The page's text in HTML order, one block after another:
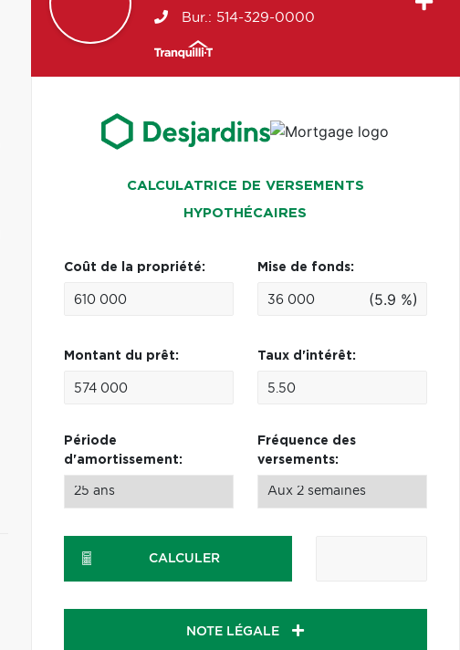
Bur.: 514-329-0000
CALCULATRICE DE VERSEMENTS
HYPOTHÉCAIRES
Coût de la propriété: Mise de fonds:
(5.9 %)
Montant du prêt: Taux d'intérêt:
Période
d'amortissement:
Fréquence des
versements:
CALCULER
NOTE LÉGALE